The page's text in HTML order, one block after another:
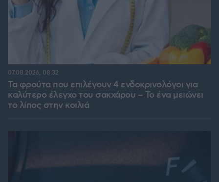
Τα φρούτα που επιλέγουν 4 ενδοκρινολόγοι για
καλύτερο έλεγχο του σακχάρου – Το ένα μειώνει
το λίπος στην κοιλιά
07.08.2026, 08:32